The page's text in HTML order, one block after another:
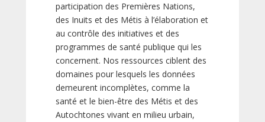
participation des Premières Nations,
des Inuits et des Métis à l’élaboration et
au contrôle des initiatives et des
programmes de santé publique qui les
concernent. Nos ressources ciblent des
domaines pour lesquels les données
demeurent incomplètes, comme la
santé et le bien-être des Métis et des
Autochtones vivant en milieu urbain,